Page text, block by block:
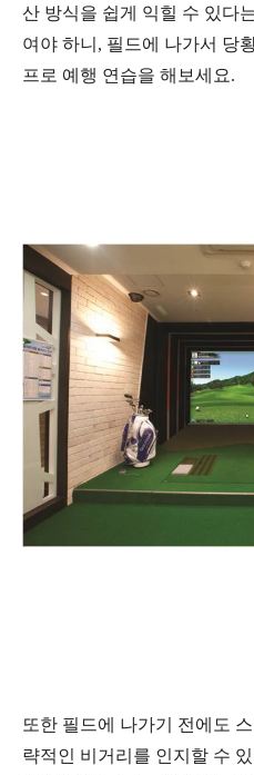
산 방식을 쉽게 익힐 수 있다
여야 하니 , 필드에 나가서 당
프로 예행 연습을 해보세요.
또한 필드에 나가기 전에도
략적인 비거리를 인지할 수